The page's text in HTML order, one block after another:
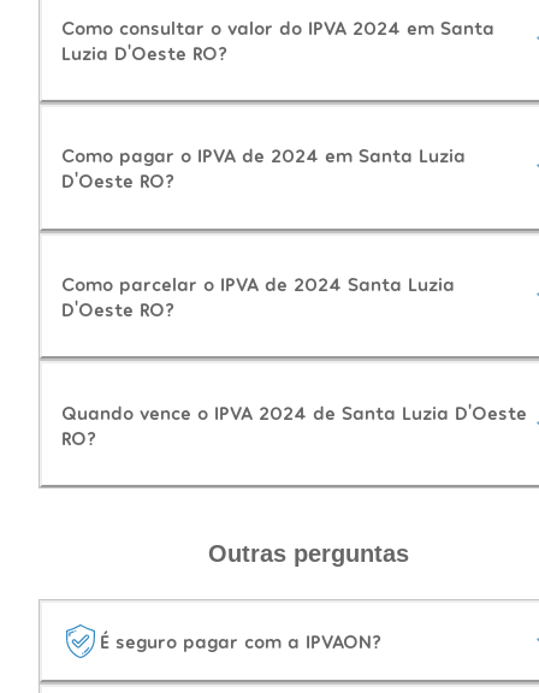
Como consultar o valor do IPVA 2024 em Santa
Luzia D'Oeste RO?
Como pagar o IPVA de 2024 em Santa Luzia
D'Oeste RO?
Como parcelar o IPVA de 2024 Santa Luzia
D'Oeste RO?
Quando vence o IPVA 2024 de Santa Luzia D'Oeste
RO?
Outras perguntas
É seguro pagar com a IPVAON?